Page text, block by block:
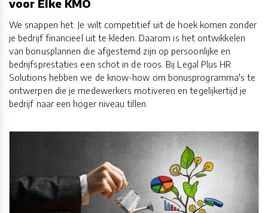
voor Elke KMO
We snappen het. Je wilt competitief uit de hoek komen zonder
je bedrijf financieel uit te kleden. Daarom is het ontwikkelen
van bonusplannen die afgestemd zijn op persoonlijke en
bedrijfsprestaties een schot in de roos. Bij Legal Plus HR
Solutions hebben we de know-how om bonusprogramma's te
ontwerpen die je medewerkers motiveren en tegelijkertijd je
bedrijf naar een hoger niveau tillen.